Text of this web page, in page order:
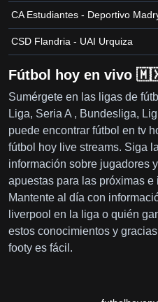
CA Estudiantes - Deportivo
CSD Flandria - UAI Urquiza
Fútbol hoy en vivo
Sumérgete en las ligas de
Liga, Seria A , Bundesliga,
puede encontrar fútbol en tv
fútbol hoy live streams. Siga
información sobre jugadores
apuestas para las próximas
Mantente al día con
liverpool en la liga o quién
estos conocimientos y
footy es fácil.